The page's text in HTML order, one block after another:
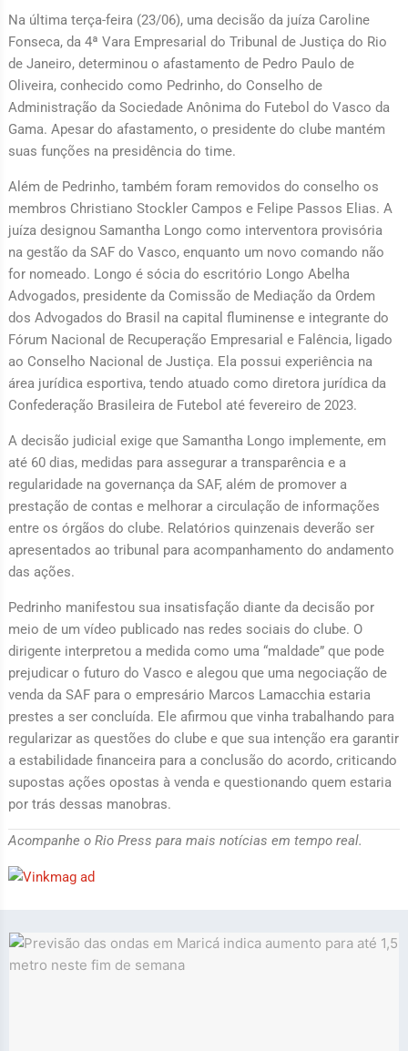
Na última terça-feira (23/06), uma decisão da juíza Caroline
Fonseca, da 4ª Vara Empresarial do Tribunal de Justiça do Rio
de Janeiro, determinou o afastamento de Pedro Paulo de
Oliveira, conhecido como Pedrinho, do Conselho de
Administração da Sociedade Anônima do Futebol do Vasco da
Gama. Apesar do afastamento, o presidente do clube mantém
suas funções na presidência do time.
Além de Pedrinho, também foram removidos do conselho os
membros Christiano Stockler Campos e Felipe Passos Elias. A
juíza designou Samantha Longo como interventora provisória
na gestão da SAF do Vasco, enquanto um novo comando não
for nomeado. Longo é sócia do escritório Longo Abelha
Advogados, presidente da Comissão de Mediação da Ordem
dos Advogados do Brasil na capital fluminense e integrante do
Fórum Nacional de Recuperação Empresarial e Falência, ligado
ao Conselho Nacional de Justiça. Ela possui experiência na
área jurídica esportiva, tendo atuado como diretora jurídica da
Confederação Brasileira de Futebol até fevereiro de 2023.
A decisão judicial exige que Samantha Longo implemente, em
até 60 dias, medidas para assegurar a transparência e a
regularidade na governança da SAF, além de promover a
prestação de contas e melhorar a circulação de informações
entre os órgãos do clube. Relatórios quinzenais deverão ser
apresentados ao tribunal para acompanhamento do andamento
das ações.
Pedrinho manifestou sua insatisfação diante da decisão por
meio de um vídeo publicado nas redes sociais do clube. O
dirigente interpretou a medida como uma “maldade” que pode
prejudicar o futuro do Vasco e alegou que uma negociação de
venda da SAF para o empresário Marcos Lamacchia estaria
prestes a ser concluída. Ele afirmou que vinha trabalhando para
regularizar as questões do clube e que sua intenção era garantir
a estabilidade financeira para a conclusão do acordo, criticando
supostas ações opostas à venda e questionando quem estaria
por trás dessas manobras.
Acompanhe o Rio Press para mais notícias em tempo real.